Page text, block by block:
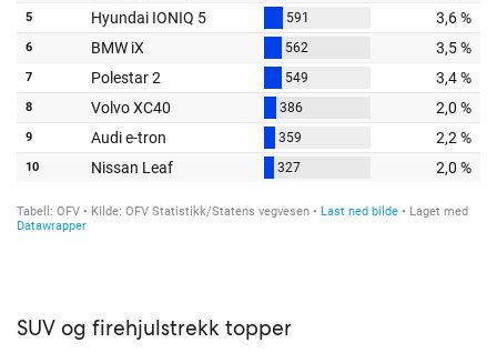
SUV og firehjulstrekk topper